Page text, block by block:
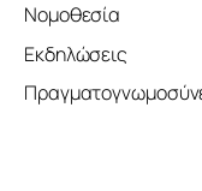
Νομοθεσία
Εκδηλώσεις